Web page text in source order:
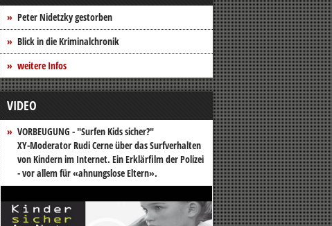
Peter Nidetzky gestorben
Blick in die Kriminalchronik
weitere Infos
VIDEO
VORBEUGUNG - "Surfen Kids sicher?"
XY-Moderator Rudi Cerne über das Surfverhalten
von Kindern im Internet. Ein Erklärfilm der Polizei
- vor allem für «ahnungslose Eltern».
Video-
Player